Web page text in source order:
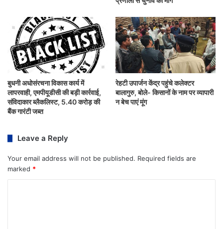
बुधनी अधोसंरचना विकास कार्य में
लापरवाही, एमपीयूडीसी की बड़ी कार्रवाई,
संविदाकार ब्लैकलिस्ट, 5.40 करोड़ की
बैंक गारंटी जब्त
रेहटी उपार्जन केंद्र पहुंचे कलेक्टर
बालागुरु, बोले- किसानों के नाम पर व्यापारी
न बेच पाएं मूंग
Leave a Reply
Your email address will not be published. Required fields are
marked *